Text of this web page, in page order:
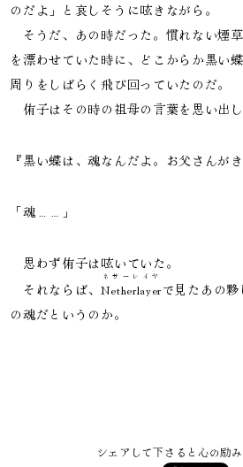
のだよ」と哀しそうに呟きながら。
そうだ、あの時だった。慣れない煙
を漂わせていた時に、どこからか黒い
周りをしばらく飛び回っていたのだ。
侑子はその時の祖母の言葉を思い出し
『黒い蝶は、魂なんだよ。お父さんが
「魂……」
思わず侑子は呟いていた。
それならば、Netherlayer
ネザーレイヤ
で見たあの
の魂だというのか。
シェアして下さると心の励